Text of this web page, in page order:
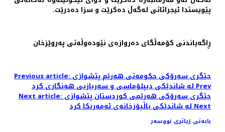
پێویستدا ئیجرائاتی لەگەڵ دەکرێت و سزا دەدرێت.
ڕاگەیاندنی کۆمەڵگای دەروازەی نێودەوڵەتی پەروێزخان
Previous article: جێگری سەرۆکی حکومەتی هەرێم پێشوازی
لە شاندێکی دیپلۆماسی و سەربازیی هەنگاری کردPrev
Next article: جێگری سەرۆکی هەرێمی کوردستان پێشوازی
لە شاندێکی باڵیۆزخانه‌ی ئه‌مه‌ریکا کردNext
بابەتی زیاتری نووسەر